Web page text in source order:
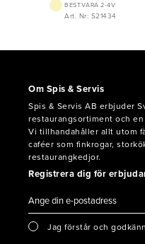
BEST.VARA 2-4V
Art. Nr: S21434
Om Spis & Servis
Spis & Servis AB erbjuder
restaurangsortiment och
Vi tillhandahåller allt utom
caféer som finkrogar,
restaurangkedjor.
Registrera dig för
Jag förstår och